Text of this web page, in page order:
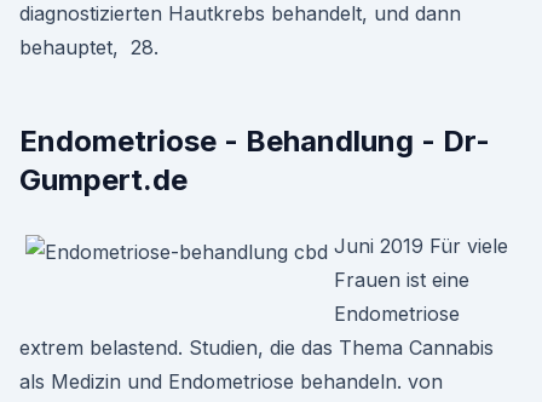
diagnostizierten Hautkrebs behandelt, und dann
behauptet, 28.
Endometriose - Behandlung - Dr-
Gumpert.de
Juni 2019 Für viele
Frauen ist eine
Endometriose
extrem belastend. Studien, die das Thema Cannabis
als Medizin und Endometriose behandeln. von